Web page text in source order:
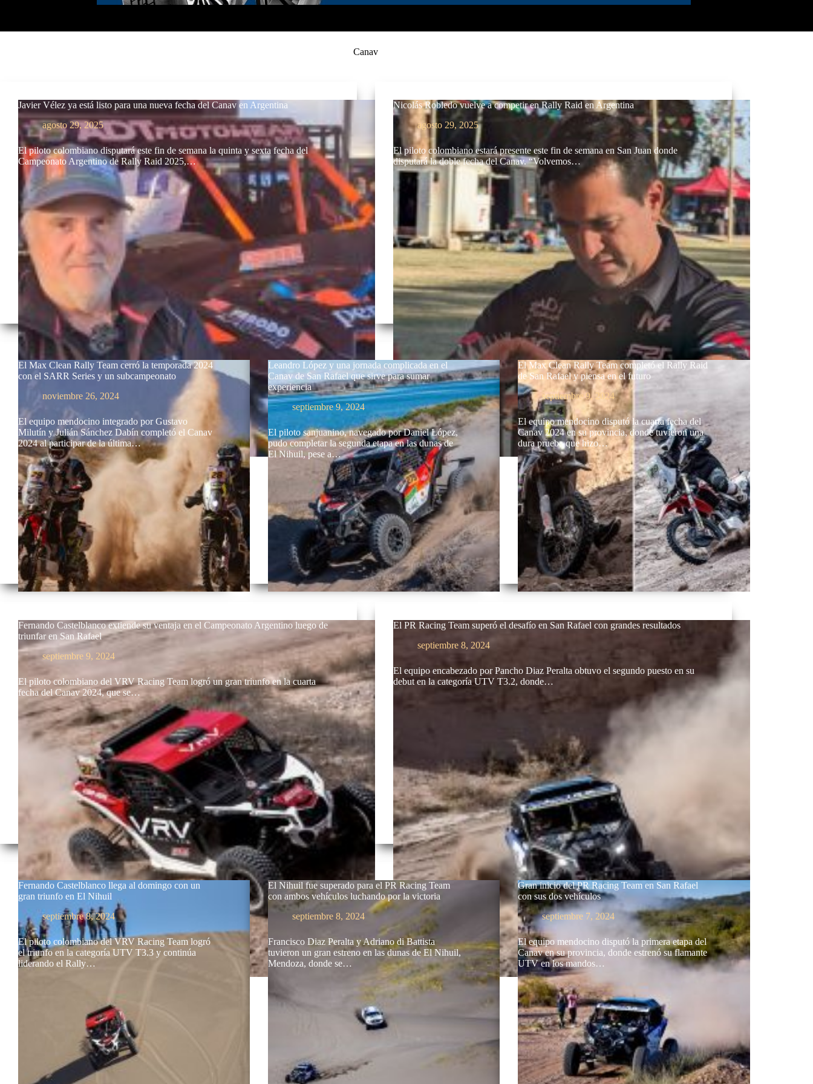
Canav
Javier Vélez ya está listo para una nueva fecha del Canav en Argentina
agosto 29, 2025
El piloto colombiano disputará este fin de semana la quinta y sexta fecha del
Campeonato Argentino de Rally Raid 2025,…
Nicolás Robledo vuelve a competir en Rally Raid en Argentina
agosto 29, 2025
El piloto colombiano estará presente este fin de semana en San Juan donde
disputará la doble fecha del Canav. “Volvemos…
El Max Clean Rally Team cerró la temporada 2024
con el SARR Series y un subcampeonato
noviembre 26, 2024
El equipo mendocino integrado por Gustavo
Milutín y Julián Sánchez Dabín completó el Canav
2024 al participar de la última…
Leandro López y una jornada complicada en el
Canav de San Rafael que sirve para sumar
experiencia
septiembre 9, 2024
El piloto sanjuanino, navegado por Daniel López,
pudo completar la segunda etapa en las dunas de
El Nihuil, pese a…
El Max Clean Rally Team completó el Rally Raid
de San Rafael y piensa en el futuro
septiembre 9, 2024
El equipo mendocino disputó la cuarta fecha del
Canav 2024 en su provincia, donde tuvieron una
dura prueba que hizo…
Fernando Castelblanco extiende su ventaja en el Campeonato Argentino luego de
triunfar en San Rafael
septiembre 9, 2024
El piloto colombiano del VRV Racing Team logró un gran triunfo en la cuarta
fecha del Canav 2024, que se…
El PR Racing Team superó el desafío en San Rafael con grandes resultados
septiembre 8, 2024
El equipo encabezado por Pancho Diaz Peralta obtuvo el segundo puesto en su
debut en la categoría UTV T3.2, donde…
Fernando Castelblanco llega al domingo con un
gran triunfo en El Nihuil
septiembre 8, 2024
El piloto colombiano del VRV Racing Team logró
el triunfo en la categoría UTV T3.3 y continúa
liderando el Rally…
El Nihuil fue superado para el PR Racing Team
con ambos vehículos luchando por la victoria
septiembre 8, 2024
Francisco Diaz Peralta y Adriano di Battista
tuvieron un gran estreno en las dunas de El Nihuil,
Mendoza, donde se…
Gran inicio del PR Racing Team en San Rafael
con sus dos vehículos
septiembre 7, 2024
El equipo mendocino disputó la primera etapa del
Canav en su provincia, donde estrenó su flamante
UTV en los mandos…